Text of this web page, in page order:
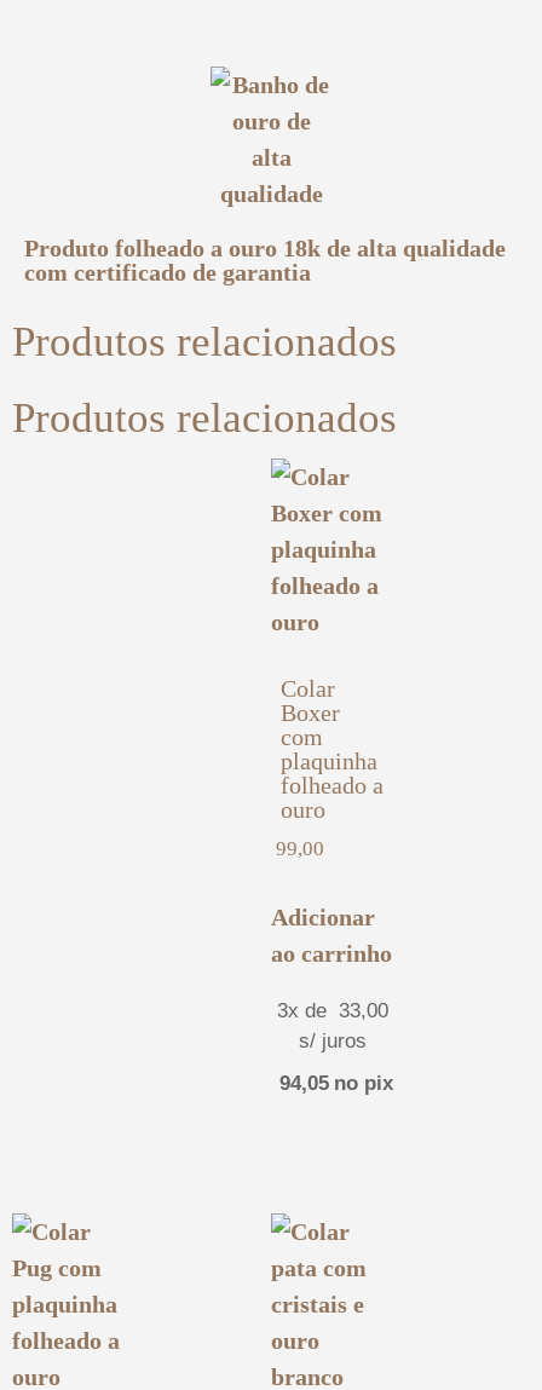
Produto folheado a ouro 18k de alta qualidade
com certificado de garantia
Produtos relacionados
Produtos relacionados
Colar
Boxer
com
plaquinha
folheado a
ouro
99,00
Adicionar
ao carrinho
3x de 33,00
s/ juros
94,05 no pix